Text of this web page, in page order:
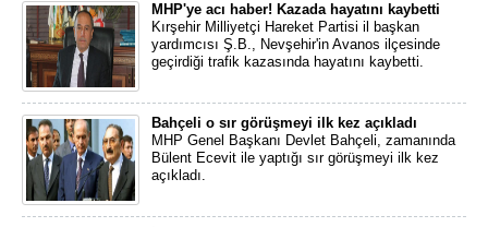
MHP'ye acı haber! Kazada hayatını kaybetti
Kırşehir Milliyetçi Hareket Partisi il başkan
yardımcısı Ş.B., Nevşehir'in Avanos ilçesinde
geçirdiği trafik kazasında hayatını kaybetti.
Bahçeli o sır görüşmeyi ilk kez açıkladı
MHP Genel Başkanı Devlet Bahçeli, zamanında
Bülent Ecevit ile yaptığı sır görüşmeyi ilk kez
açıkladı.